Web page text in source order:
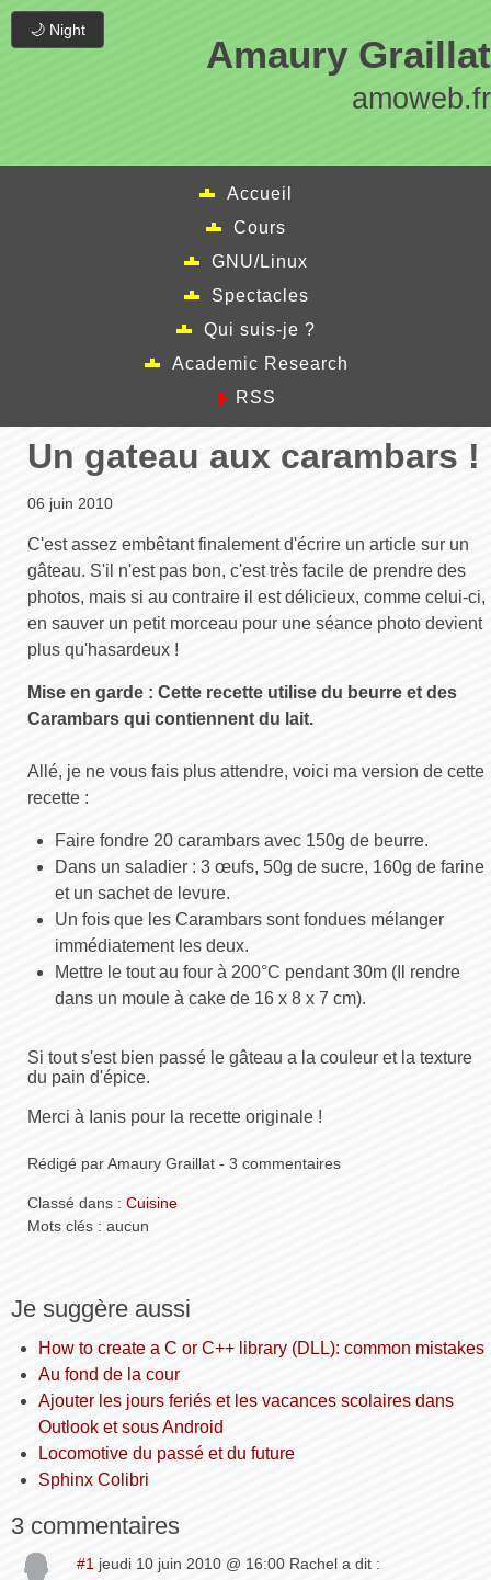
🌙 Night
Amaury Graillat
amoweb.fr
Accueil
Cours
GNU/Linux
Spectacles
Qui suis-je ?
Academic Research
RSS
Un gateau aux carambars !
06 juin 2010
C'est assez embêtant finalement d'écrire un article sur un
gâteau. S'il n'est pas bon, c'est très facile de prendre des
photos, mais si au contraire il est délicieux, comme celui-ci,
en sauver un petit morceau pour une séance photo devient
plus qu'hasardeux !
Mise en garde : Cette recette utilise du beurre et des
Carambars qui contiennent du lait.
Allé, je ne vous fais plus attendre, voici ma version de cette
recette :
Faire fondre 20 carambars avec 150g de beurre.
Dans un saladier : 3 œufs, 50g de sucre, 160g de farine
et un sachet de levure.
Un fois que les Carambars sont fondues mélanger
immédiatement les deux.
Mettre le tout au four à 200°C pendant 30m (Il rendre
dans un moule à cake de 16 x 8 x 7 cm).
Si tout s'est bien passé le gâteau a la couleur et la texture
du pain d'épice.
Merci à Ianis pour la recette originale !
Rédigé par Amaury Graillat - 3 commentaires
Classé dans : Cuisine
Mots clés : aucun
Je suggère aussi
How to create a C or C++ library (DLL): common mistakes
Au fond de la cour
Ajouter les jours feriés et les vacances scolaires dans
Outlook et sous Android
Locomotive du passé et du future
Sphinx Colibri
3 commentaires
#1 jeudi 10 juin 2010 @ 16:00 Rachel a dit :